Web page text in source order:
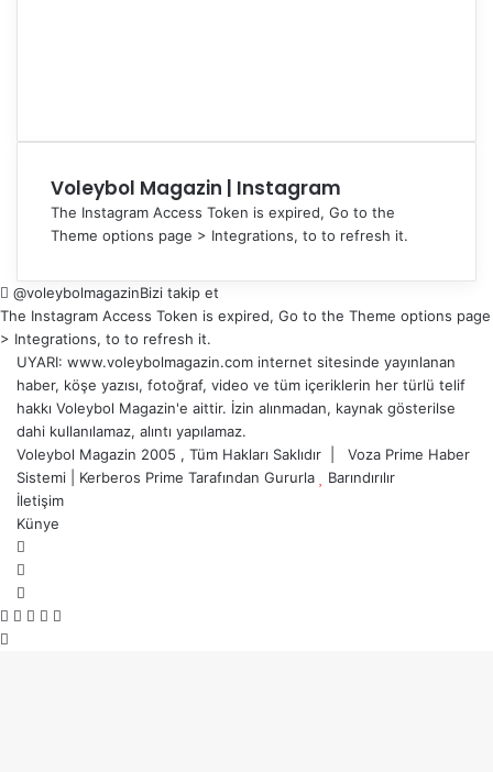
Voleybol Magazin | Instagram
The Instagram Access Token is expired, Go to the
Theme options page > Integrations, to to refresh it.
@voleybolmagazinBizi takip et
The Instagram Access Token is expired, Go to the Theme options page
> Integrations, to to refresh it.
UYARI: www.voleybolmagazin.com internet sitesinde yayınlanan
haber, köşe yazısı, fotoğraf, video ve tüm içeriklerin her türlü telif
hakkı Voleybol Magazin'e aittir. İzin alınmadan, kaynak gösterilse
dahi kullanılamaz, alıntı yapılamaz.
Voleybol Magazin 2005 , Tüm Hakları Saklıdır | Voza Prime Haber
Sistemi
Kerberos Prime Tarafından Gururla
Barındırılır
İletişim
Künye
Facebook
X LinkedIn
WhatsApp